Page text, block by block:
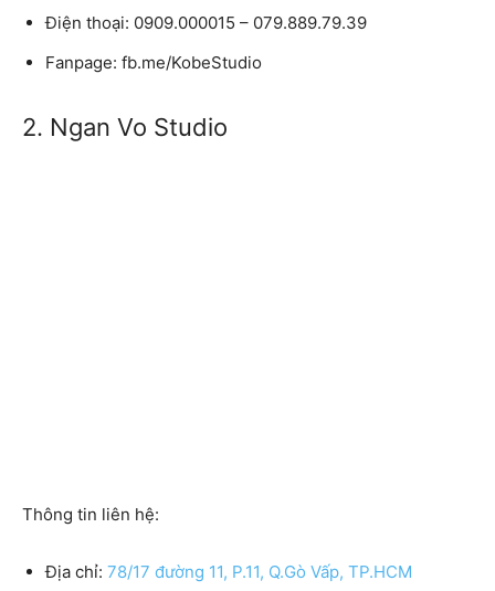
Điện thoại: 0909.000015 – 079.889.79.39
Fanpage: fb.me/KobeStudio
2. Ngan Vo Studio
Thông tin liên hệ:
Địa chỉ: 78/17 đường 11, P.11, Q.Gò Vấp, TP.HCM